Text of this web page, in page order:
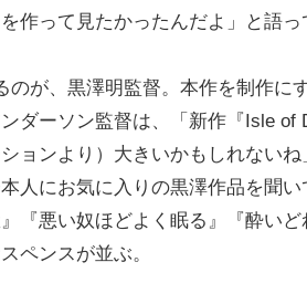
作って見たかったんだよ」と語っ
が、黒澤明監督。本作を制作に
ダーソン監督は、「新作『Isle of
ョンより）大きいかもしれない
人にお気に入りの黒澤作品を聞
悪い奴ほどよく眠る』『酔いど
ペンスが並ぶ。